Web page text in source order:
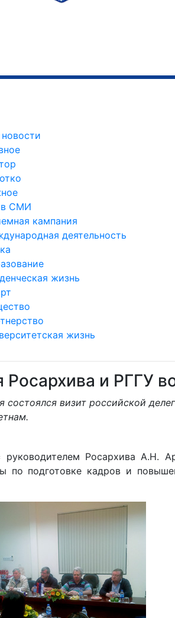
СМИ
кампания
деятельность
жизнь
жизнь
Росархива и РГГУ
состоялся визит российской
Росархива А.Н.
по подготовке кадров и